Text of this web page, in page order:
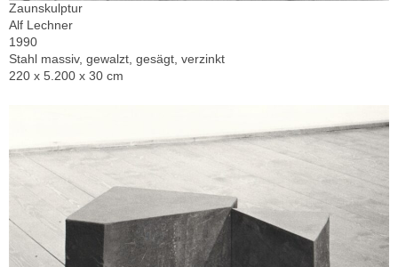
Zaunskulptur
Alf Lechner
1990
Stahl massiv, gewalzt, gesägt, verzinkt
220 x 5.200 x 30 cm